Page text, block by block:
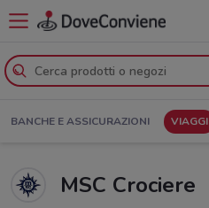
BANCHE E ASSICURAZIONI VIAGGI
MSC Crociere